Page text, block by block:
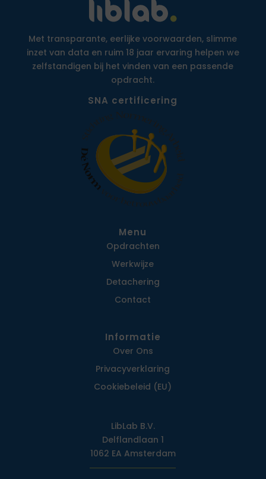
Met transparante, eerlijke voorwaarden, slimme
inzet van data en ruim 18 jaar ervaring helpen we
zelfstandigen bij het vinden van een passende
opdracht.
SNA certificering
Menu
Opdrachten
Werkwijze
Detachering
Contact
Informatie
Over Ons
Privacy­verklaring
Cookiebeleid (EU)
LibLab B.V.
Delflandlaan 1
1062 EA Amsterdam